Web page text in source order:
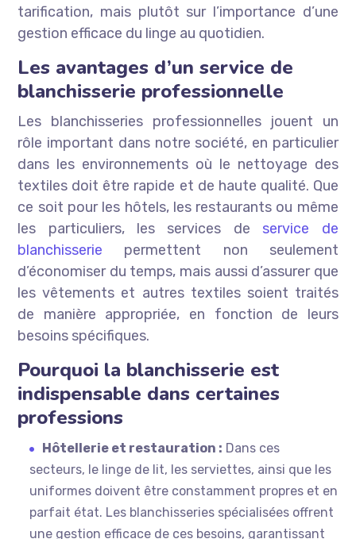
tarification, mais plutôt sur l’importance d’une
gestion efficace du linge au quotidien.
Les avantages d’un service de
blanchisserie professionnelle
Les blanchisseries professionnelles jouent un
rôle important dans notre société, en particulier
dans les environnements où le nettoyage des
textiles doit être rapide et de haute qualité. Que
ce soit pour les hôtels, les restaurants ou même
les particuliers, les services de service de
blanchisserie permettent non seulement
d’économiser du temps, mais aussi d’assurer que
les vêtements et autres textiles soient traités
de manière appropriée, en fonction de leurs
besoins spécifiques.
Pourquoi la blanchisserie est
indispensable dans certaines
professions
Hôtellerie et restauration : Dans ces
secteurs, le linge de lit, les serviettes, ainsi que les
uniformes doivent être constamment propres et en
parfait état. Les blanchisseries spécialisées offrent
une gestion efficace de ces besoins, garantissant